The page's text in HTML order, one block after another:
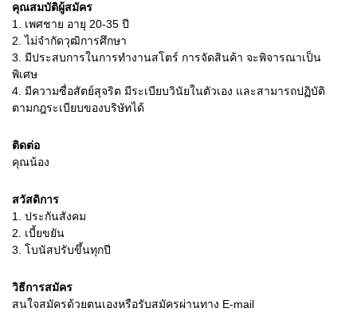
คุณสมบัติผู้สมัคร
1.
เพศชาย อายุ 20-35 ปี
2. ไม่จำกัดวุฒิการศึกษา
3. มีประสบการในการทำงานสโตร์ การจัดสินค้า จะพิจารณาเป็น
พิเศษ
4. มีความซื่อสัตย์สุจริต มีระเบียบวินัยในตัวเอง และสามารถปฏิบัติ
ตามกฎระเบียบของบริษัทได้
ติดต่อ
คุณน้อง
สวัสดิการ
1. ประกันสังคม
2. เบี้ยขยัน
3. โบนัสปรับขึ้นทุกปี
วิธีการสมัคร
สนใจสมัครด้วยตนเองหรือรับสมัครผ่านทาง E-mail